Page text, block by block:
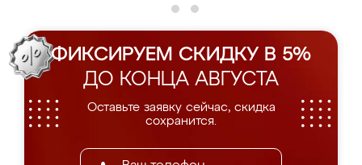
ФИКСИРУЕМ СКИДКУ В 5%
ДО КОНЦА АВГУСТА
Оставьте заявку сейчас, скидка
сохранится.